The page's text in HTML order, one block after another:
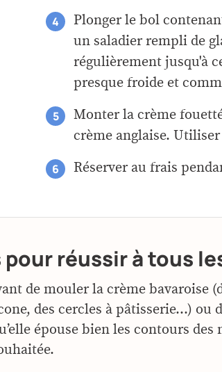
Plonger le bol
un saladier rempli de
régulièrement jusqu'à
presque froide et
Monter la crème
crème anglaise.
Réserver au frais
réussir à tous
de mouler la crème bavaroise
des cercles à pâtisserie…) ou
épouse bien les contours des